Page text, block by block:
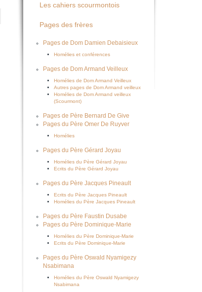
Les cahiers scourmontois
Pages des frères
Pages de Dom Damien Debaisieux
Homélies et conférences
Pages de Dom Armand Veilleux
Homélies de Dom Armand Veilleux
Autres pages de Dom Armand veilleux
Homélies de Dom Armand veilleux
(Scourmont)
Pages de Père Bernard De Give
Pages du Père Omer De Ruyver
Homélies
Pages du Père Gérard Joyau
Homélies du Père Gérard Joyau
Ecrits du Père Gérard Joyau
Pages du Père Jacques Pineault
Ecrits du Père Jacques Pineault
Homélies du Père Jacques Pineault
Pages du Père Faustin Dusabe
Pages du Père Dominique-Marie
Homélies du Père Dominique-Marie
Ecrits du Père Dominique-Marie
Pages du Père Oswald Nyamigezy
Nsabimana
Homélies du Père Oswald Nyamigezy
Nsabimana